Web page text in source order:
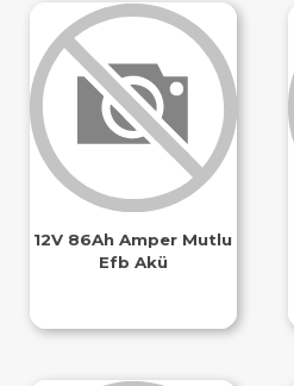
12V 86Ah Amper Mutlu
Efb Akü